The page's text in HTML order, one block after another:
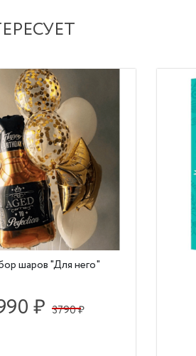
шаров "Для него"
₽ 3790 ₽